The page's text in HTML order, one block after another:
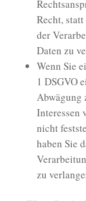
Recht,
der
Daten zu
Wenn Sie
1 DSGVO
Abwägung
Interessen
nicht
haben Sie
zu